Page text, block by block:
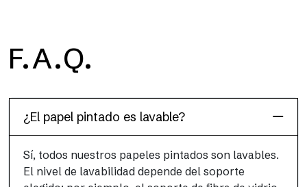
H2O es el papel pintado de baño de fibra de vidrio
impermeable, ideal para cabinas de ducha y ambientes
F.A.Q.
¿El papel pintado es lavable?
Sí, todos nuestros papeles pintados son lavables.
El nivel de lavabilidad depende del soporte